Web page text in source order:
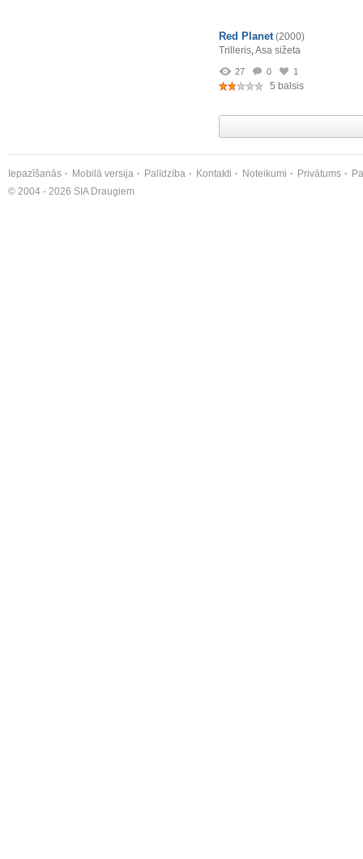
Red Planet (2000)
Trilleris,Asa sižeta
27 0 1
5 balsis
Iepazīšanās Mobilā versija Palīdzība Kontakti Noteikumi Privātums
© 2004 - 2026 SIA Draugiem